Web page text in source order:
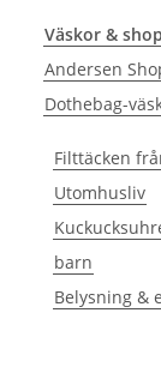
Väskor &
Andersen
Dothebag-
Filttäcken
Utomhusliv
barn
Belysning &